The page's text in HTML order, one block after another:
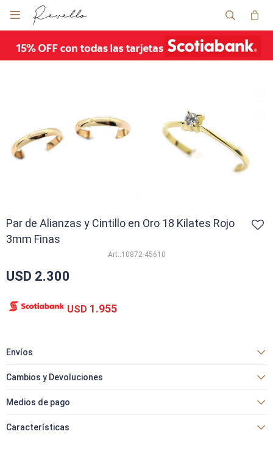

Par de Alianzas y Cintillo en Oro 18 Kilates Rojo
3mm Finas
10872-45610
USD 2.300
USD 1.955
Envíos
Cambios y Devoluciones
Medios de pago
Características